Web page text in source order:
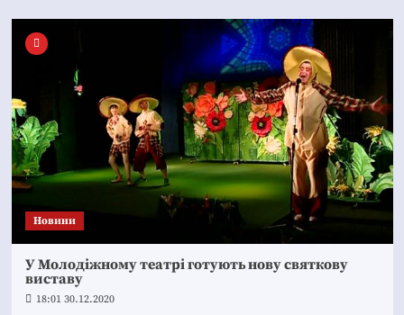
Новини
У Молодіжному театрі готують нову святкову
виставу
18:01 30.12.2020